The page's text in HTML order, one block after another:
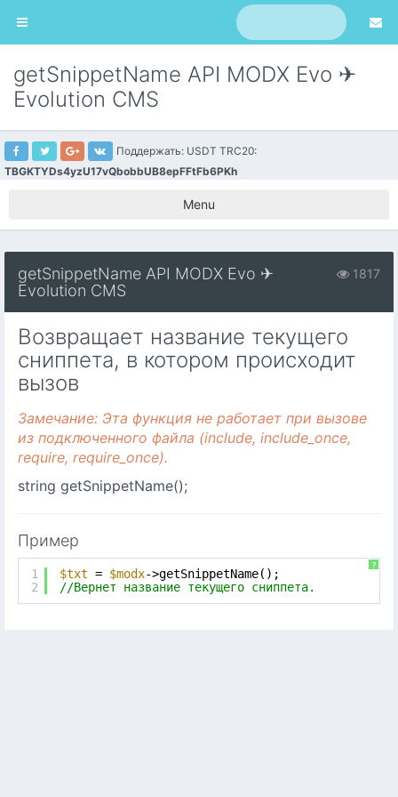
getSnippetName API MODX Evo ✈
Evolution CMS
Поддержать: USDT TRC20:
TBGKTYDs4yzU17vQbobbUB8epFFtFb6PKh
Menu
1817
getSnippetName API MODX Evo ✈
Evolution CMS
Возвращает название текущего
сниппета, в котором происходит
вызов
Замечание: Эта функция не работает при вызове
из подключенного файла (include, include_once,
require, require_once).
string getSnippetName();
Пример
?
1
2
$txt = $modx->getSnippetName();
//Вернет название текущего сниппета.